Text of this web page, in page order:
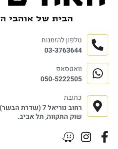
טלפון להזמנות
03-3763644
וואטסאפ
050-5222505
כתובת
רחוב נוריאל 7 (שדרת הבשר)
שוק התקווה, תל אביב.